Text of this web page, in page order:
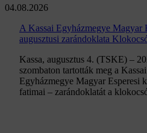
04.08.2026
A Kassai Egyházmegye Magyar
augusztusi zarándoklata
Kassa, augusztus 4. (TSKE) –
szombaton tartották meg a
Egyházmegye Magyar Esperesi
fatimai – zarándoklatát a